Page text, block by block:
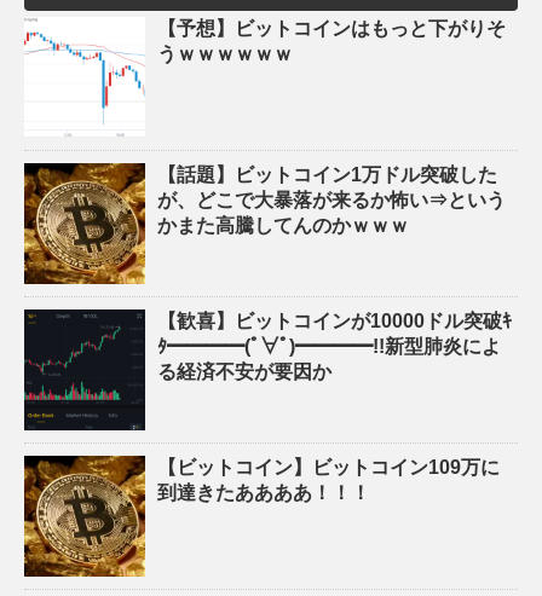
【予想】ビットコインはもっと下がりそ
うｗｗｗｗｗｗ
【話題】ビットコイン1万ドル突破した
が、どこで大暴落が来るか怖い⇒という
かまた高騰してんのかｗｗｗ
【歓喜】ビットコインが10000ドル突破ｷ
ﾀ━━━━(ﾟ∀ﾟ)━━━━!!新型肺炎によ
る経済不安が要因か
【ビットコイン】ビットコイン109万に
到達きたああああ！！！